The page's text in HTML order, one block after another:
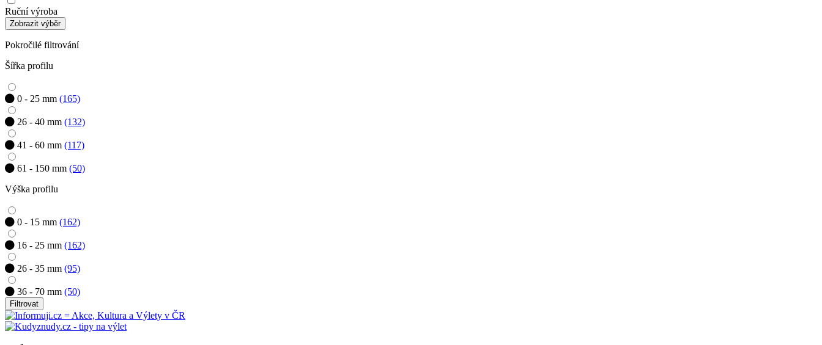
Ruční výroba
Zobrazit výběr
Pokročilé filtrování
Šířka profilu
0 - 25 mm (165)
26 - 40 mm (132)
41 - 60 mm (117)
61 - 150 mm (50)
Výška profilu
0 - 15 mm (162)
16 - 25 mm (162)
26 - 35 mm (95)
36 - 70 mm (50)
Filtrovat